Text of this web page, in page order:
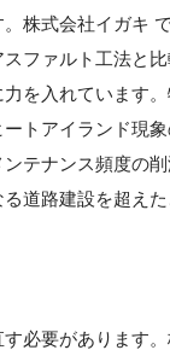
株式会社イガキ
ファルト工法と
を入れています
トアイランド現
テナンス頻度の
道路建設を超え
必要があります